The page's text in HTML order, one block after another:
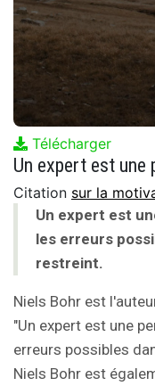
Télécharger
Citation sur la
Un expert est
les erreurs
restreint.
Niels Bohr est
"Un expert est une
erreurs possibles
Niels Bohr est